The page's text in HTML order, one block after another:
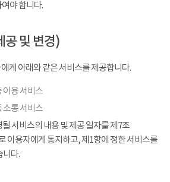
야 합니다.
공 및 변경)
게 아래와 같은 서비스를 제공합니다.
이용 서비스
소통 서비스
서비스의 내용 및 제공 일자를 제7조
이용자에게 통지하고, 제1항에 정한 서비스를
니다.